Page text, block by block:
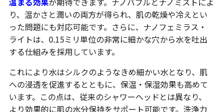
り、温かさと潤いの両方が得られ、肌の乾燥や冷えとい
った問題にも対応可能です。さらに、ナノフェミラス・
ライトは、0.15ミリ単位の非常に細かな穴から水を吐出
する仕組みを採用しています。
これにより水はシルクのようなきめ細かい水となり、肌
への浸透を促進するとともに、保温・保湿効果も高めて
います。この点は、従来のシャワーヘッドとは異なり、
より効果的に肌の水分保持をサポート可能です。洗浄力